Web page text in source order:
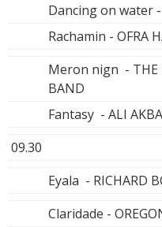
Dancing on water -
Rachamin - OFRA
Meron nign - THE
BAND
Fantasy - ALI
09.30
Eyala - RICHARD
Claridade -